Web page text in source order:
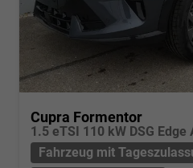
Cupra Formentor
1.5 eTSI 110 kW DSG Edge
Fahrzeug mit